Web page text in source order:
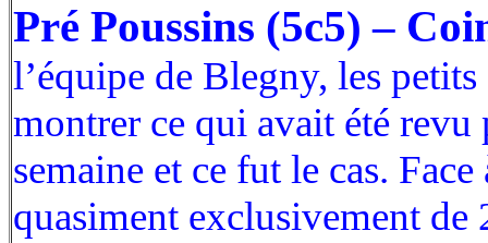
Pré Poussins (5c5) –
l’équipe de Blegny, les
montrer ce qui avait été revu
semaine et ce fut le cas.
quasiment exclusivement